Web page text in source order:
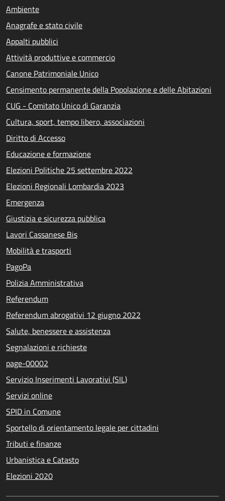
Ambiente
Anagrafe e stato civile
Appalti pubblici
Attività produttive e commercio
Canone Patrimoniale Unico
Censimento permanente della Popolazione e delle Abitazioni
CUG - Comitato Unico di Garanzia
Cultura, sport, tempo libero, associazioni
Diritto di Accesso
Educazione e formazione
Elezioni Politiche 25 settembre 2022
Elezioni Regionali Lombardia 2023
Emergenza
Giustizia e sicurezza pubblica
Lavori Cassanese Bis
Mobilità e trasporti
PagoPa
Polizia Amministrativa
Referendum
Referendum abrogativi 12 giugno 2022
Salute, benessere e assistenza
Segnalazioni e richieste
page-00002
Servizio Inserimenti Lavorativi (SIL)
Servizi online
SPID in Comune
Sportello di orientamento legale per cittadini
Tributi e finanze
Urbanistica e Catasto
Elezioni 2020